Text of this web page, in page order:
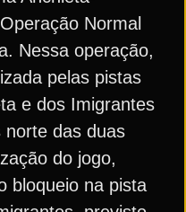
Normal
Nessa operação,
pelas pistas
e dos Imigrantes
norte das duas
do jogo,
bloqueio na pista